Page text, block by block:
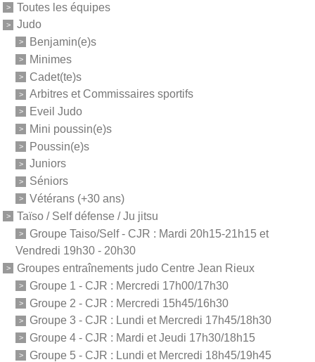
Toutes les équipes
Judo
Benjamin(e)s
Minimes
Cadet(te)s
Arbitres et Commissaires sportifs
Eveil Judo
Mini poussin(e)s
Poussin(e)s
Juniors
Séniors
Vétérans (+30 ans)
Taïso / Self défense / Ju jitsu
Groupe Taiso/Self - CJR : Mardi 20h15-21h15 et
Vendredi 19h30 - 20h30
Groupes entraînements judo Centre Jean Rieux
Groupe 1 - CJR : Mercredi 17h00/17h30
Groupe 2 - CJR : Mercredi 15h45/16h30
Groupe 3 - CJR : Lundi et Mercredi 17h45/18h30
Groupe 4 - CJR : Mardi et Jeudi 17h30/18h15
Groupe 5 - CJR : Lundi et Mercredi 18h45/19h45